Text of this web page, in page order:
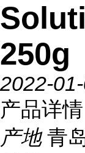
250g
2022-
产品详情
产地 青